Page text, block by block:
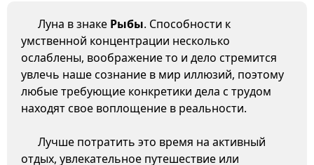
Луна в знаке Рыбы. Способности к
умственной концентрации несколько
ослаблены, воображение то и дело стремится
увлечь наше сознание в мир иллюзий, поэтому
любые требующие конкретики дела с трудом
находят свое воплощение в реальности.
Лучше потратить это время на активный
отдых, увлекательное путешествие или